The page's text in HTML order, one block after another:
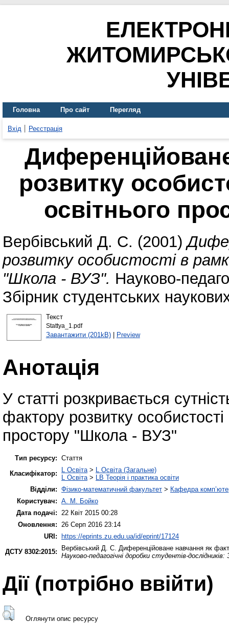
Головна Про сайт Перегляд
Вхід Реєстрація
розвитку
освітнього
Вербівський Д. С. (2001)
розвитку особистості в
"Школа - ВУЗ". Науково-
Збірник студентських
Текст
Stattya_1.pdf
Завантажити (201kB)| Preview
Анотація
У статті розкривається
фактору розвитку
простору "Школа - ВУЗ"
Тип ресурсу: Стаття
Класифікатор:
L Освіта > L Освіта (Загальне)
L Освіта > LB Теорія і практика освіти
Відділи: Фізико-математичний факультет > Кафедра
Користувач: А. М. Бойко
Дата подачі:
22 Квіт 2015 00:28
Оновлення:
26 Серп 2016 23:14
URI: https://eprints.zu.edu.ua/id/eprint/17124
ДСТУ 8302:2015:
Вербівський Д. С. Диференційоване навчання як
Науково-педагогічні доробки студентів-
Дії ​​(потрібно ввійти)
Оглянути опис ресурсу